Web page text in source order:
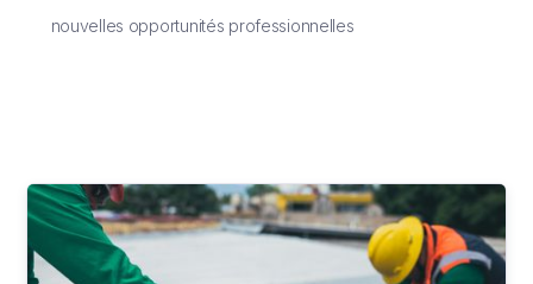
nouvelles opportunités professionnelles